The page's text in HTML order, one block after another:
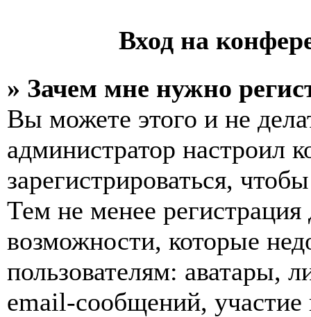
Вход на
» Зачем мне нужно
Вы можете этого и не
администратор
зарегистрироваться,
Тем не менее
возможности, которые
пользователям: аватары,
email-сообщений, участие